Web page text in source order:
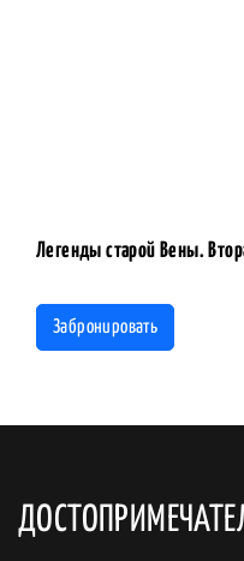
Легенды старой Вены.
Забронировать